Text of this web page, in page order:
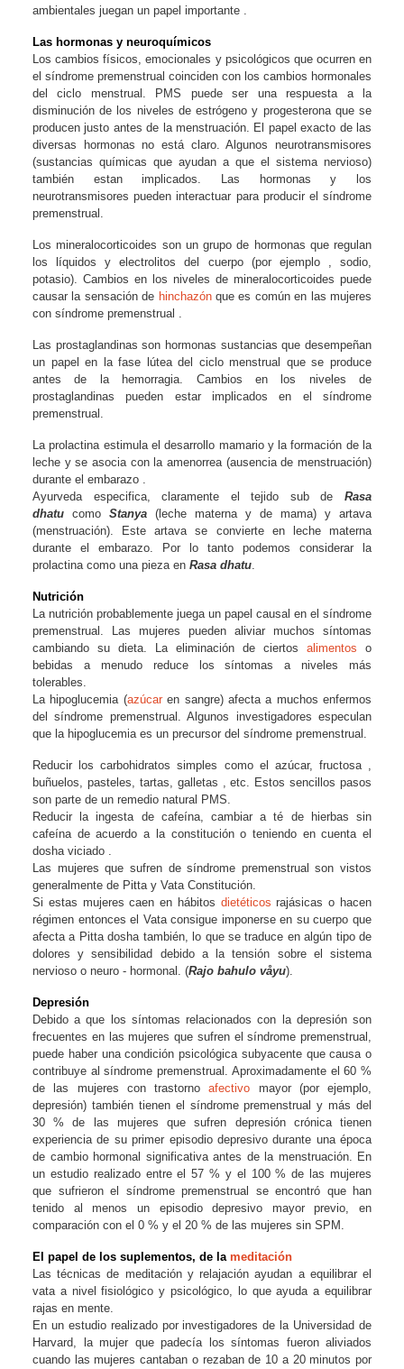
ambientales juegan un papel importante .
Las hormonas y neuroquímicos
Los cambios físicos, emocionales y psicológicos que ocurren en
el síndrome premenstrual coinciden con los cambios hormonales
del ciclo menstrual. PMS puede ser una respuesta a la
disminución de los niveles de estrógeno y progesterona que se
producen justo antes de la menstruación. El papel exacto de las
diversas hormonas no está claro. Algunos neurotransmisores
(sustancias químicas que ayudan a que el sistema nervioso)
también estan implicados. Las hormonas y los
neurotransmisores pueden interactuar para producir el síndrome
premenstrual.
Los mineralocorticoides son un grupo de hormonas que regulan
los líquidos y electrolitos del cuerpo (por ejemplo , sodio,
potasio). Cambios en los niveles de mineralocorticoides puede
causar la sensación de hinchazónque es común en las mujeres
con síndrome premenstrual .
Las prostaglandinas son hormonas sustancias que desempeñan
un papel en la fase lútea del ciclo menstrual que se produce
antes de la hemorragia. Cambios en los niveles de
prostaglandinas pueden estar implicados en el síndrome
premenstrual.
La prolactina estimula el desarrollo mamario y la formación de la
leche y se asocia con la amenorrea (ausencia de menstruación)
durante el embarazo .
Ayurveda especifica, claramente el tejido sub de Rasa
dhatu como Stanya (leche materna y de mama) y artava
(menstruación). Este artava se convierte en leche materna
durante el embarazo. Por lo tanto podemos considerar la
prolactina como una pieza en Rasa dhatu.
Nutrición
La nutrición probablemente juega un papel causal en el síndrome
premenstrual. Las mujeres pueden aliviar muchos síntomas
cambiando su dieta. La eliminación de ciertos alimentos o
bebidas a menudo reduce los síntomas a niveles más
tolerables.
La hipoglucemia (azúcaren sangre) afecta a muchos enfermos
del síndrome premenstrual. Algunos investigadores especulan
que la hipoglucemia es un precursor del síndrome premenstrual.
Reducir los carbohidratos simples como el azúcar, fructosa ,
buñuelos, pasteles, tartas, galletas , etc. Estos sencillos pasos
son parte de un remedio natural PMS.
Reducir la ingesta de cafeína, cambiar a té de hierbas sin
cafeína de acuerdo a la constitución o teniendo en cuenta el
dosha viciado .
Las mujeres que sufren de síndrome premenstrual son vistos
generalmente de Pitta y Vata Constitución.
Si estas mujeres caen en hábitos dietéticos rajásicas o hacen
régimen entonces el Vata consigue imponerse en su cuerpo que
afecta a Pitta dosha también, lo que se traduce en algún tipo de
dolores y sensibilidad debido a la tensión sobre el sistema
nervioso o neuro - hormonal. (Rajo bahulo våyu).
Depresión
Debido a que los síntomas relacionados con la depresión son
frecuentes en las mujeres que sufren el síndrome premenstrual,
puede haber una condición psicológica subyacente que causa o
contribuye al síndrome premenstrual. Aproximadamente el 60 %
de las mujeres con trastornoafectivo mayor (por ejemplo,
depresión) también tienen el síndrome premenstrual y más del
30 % de las mujeres que sufren depresión crónica tienen
experiencia de su primer episodio depresivo durante una época
de cambio hormonal significativa antes de la menstruación. En
un estudio realizado entre el 57 % y el 100 % de las mujeres
que sufrieron el síndrome premenstrual se encontró que han
tenido al menos un episodio depresivo mayor previo, en
comparación con el 0 % y el 20 % de las mujeres sin SPM.
El papel de los suplementos, de la meditación
Las técnicas de meditación y relajación ayudan a equilibrar el
vata a nivel fisiológico y psicológico, lo que ayuda a equilibrar
rajas en mente.
En un estudio realizado por investigadores de la Universidad de
Harvard, la mujer que padecía los síntomas fueron aliviados
cuando las mujeres cantaban o rezaban de 10 a 20 minutos por